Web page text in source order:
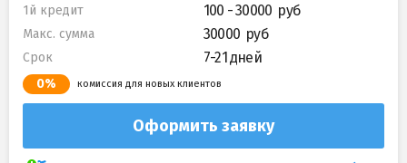
1й кредит 100 - 30000
Макс. сумма 30000
Срок 7-21 дней
0% комиссия для новых клиентов
Оформить заявку